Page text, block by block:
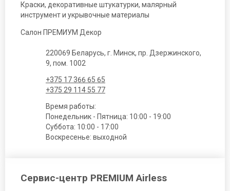
Краски, декоративные штукатурки, малярный
инструмент и укрывочные материалы
Салон ПРЕМИУМ Декор
220069 Беларусь, г. Минск, пр. Дзержинского,
9, пом. 1002
+375 17 366 65 65
+375 29 114 55 77
Время работы:
Понедельник - Пятница: 10:00 - 19:00
Суббота: 10:00 - 17:00
Воскресенье: выходной
Сервис-центр PREMIUM Airless